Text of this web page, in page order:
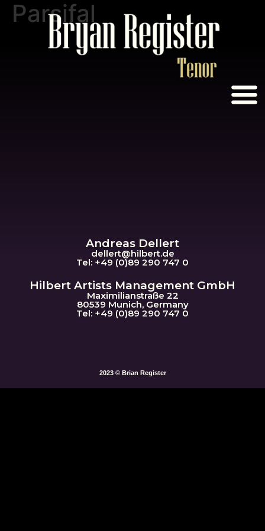
Parsifal
Andreas Dellert
dellert@hilbert.de
Tel: +49 (0)89 290 747 0
Hilbert Artists Management GmbH
Maximilianstraße 22
80539 Munich, Germany
Tel: +49 (0)89 290 747 0
2023 © Brian Register